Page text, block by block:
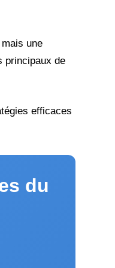
une
principaux de
efficaces
du